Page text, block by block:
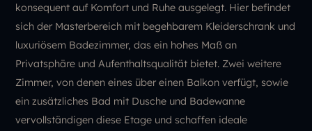
konsequent auf Komfort und Ruhe ausgelegt. Hier befindet
sich der Masterbereich mit begehbarem Kleiderschrank und
luxuriösem Badezimmer, das ein hohes Maß an
Privatsphäre und Aufenthaltsqualität bietet. Zwei weitere
Zimmer, von denen eines über einen Balkon verfügt, sowie
ein zusätzliches Bad mit Dusche und Badewanne
vervollständigen diese Etage und schaffen ideale